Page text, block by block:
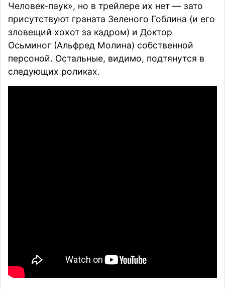
Человек-паук», но в трейлере их нет — зато
присутствуют граната Зеленого Гоблина (и его
зловещий хохот за кадром) и Доктор
Осьминог (Альфред Молина) собственной
персоной. Остальные, видимо, подтянутся в
следующих роликах.